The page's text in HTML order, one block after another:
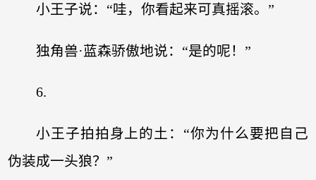
小王子说：“哇，你看起来可真摇滚。”
独角兽·蓝森骄傲地说：“是的呢！”
6.
小王子拍拍身上的土：“你为什么要把自己
伪装成一头狼？”